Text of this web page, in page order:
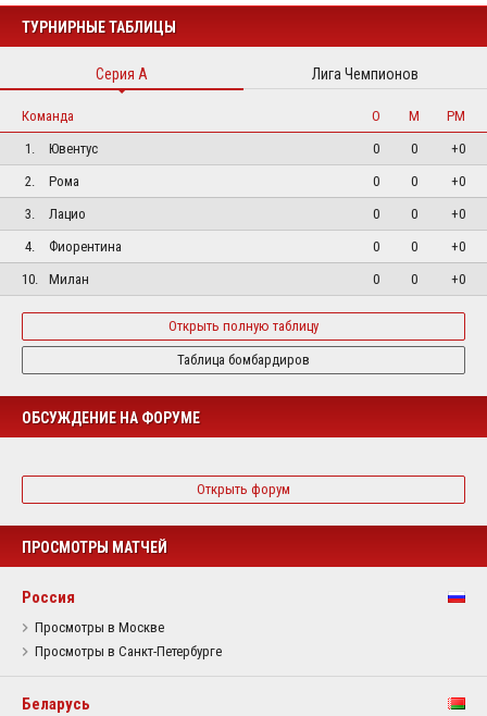
ТУРНИРНЫЕ ТАБЛИЦЫ
Серия А Лига Чемпионов
Команда О М
РМ
1.
Ювентус 0 0
+0
2.
Рома 0 0
+0
3.
Лацио 0 0
+0
4.
Фиорентина 0 0
+0
10.
Милан 0 0 +0
Открыть полную таблицу
Таблица бомбардиров
ОБСУЖДЕНИЕ НА ФОРУМЕ
Открыть форум
ПРОСМОТРЫ МАТЧЕЙ
Россия
Просмотры в Москве
Просмотры в Санкт-Петербурге
Беларусь